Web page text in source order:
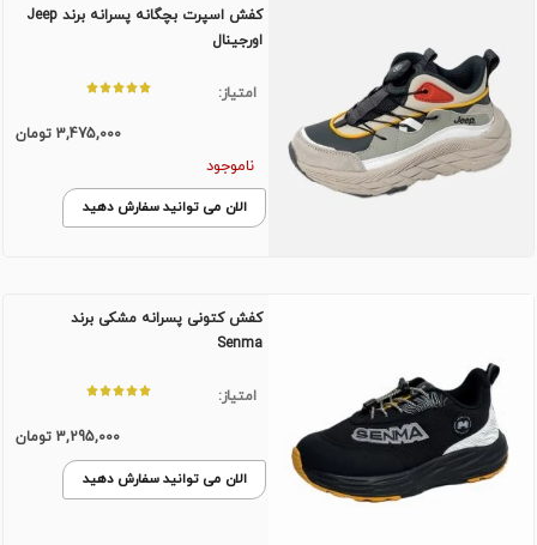
کفش اسپرت بچگانه پسرانه برند Jeep
اورجینال
امتیاز:
3,475,000 تومان
ناموجود
الان می توانید سفارش دهید
کفش کتونی پسرانه مشکی برند
Senma
امتیاز:
3,295,000 تومان
الان می توانید سفارش دهید